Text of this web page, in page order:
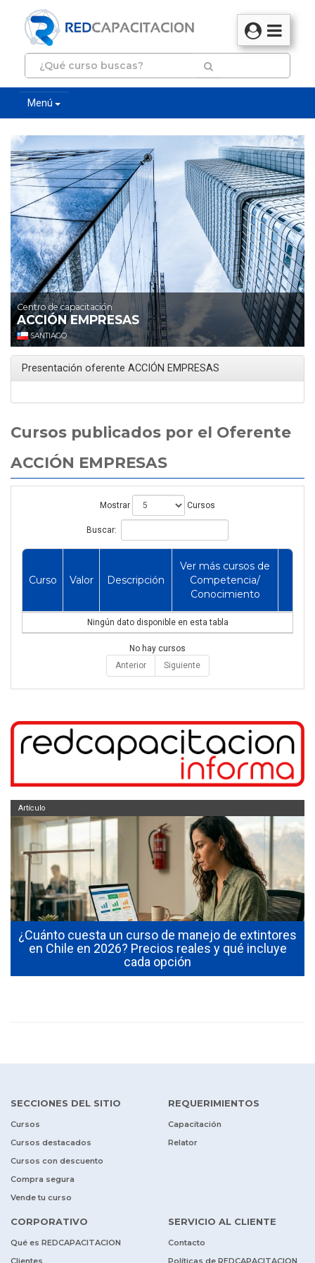
Menú
Centro de capacitación
ACCIÓN EMPRESAS
SANTIAGO
Presentación oferente ACCIÓN EMPRESAS
Cursos publicados por el Oferente
ACCIÓN EMPRESAS
Mostrar Cursos
Buscar:
Curso Valor Descripción
Ver más cursos de
Competencia/
Conocimiento
Ningún dato disponible en esta tabla
No hay cursos
Anterior
Siguiente
¿Cuánto cuesta un curso de manejo de extintores
en Chile en 2026? Precios reales y qué incluye
cada opción
Artículo
SECCIONES DEL SITIO
Cursos
Cursos destacados
Cursos con descuento
Compra segura
Vende tu curso
REQUERIMIENTOS
Capacitación
Relator
CORPORATIVO
Qué es REDCAPACITACION
SERVICIO AL CLIENTE
Contacto